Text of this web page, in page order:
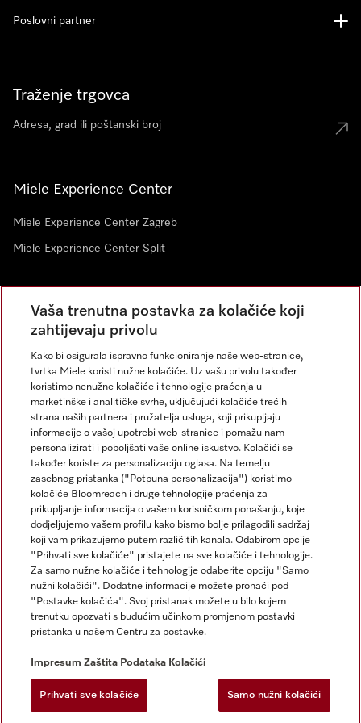
Traženje trgovca
Miele Experience Center
Miele Experience Center Zagreb
Miele Experience Center Split
Newsletter
Poslovni partner
Impresum
Opći uvjeti
Zaštita podataka
Uvjeti Korištenja
Izjava o pristupačnosti
Zakon o digitalnim uslugama
Postavke kolačića
Miele na Instagramu
Miele na Facebooku
Vaša trenutna postavka za kolačiće koji
zahtijevaju privolu
Kako bi osigurala ispravno funkcioniranje naše web-stranice,
tvrtka Miele koristi nužne kolačiće. Uz vašu privolu također
koristimo nenužne kolačiće i tehnologije praćenja u
marketinške i analitičke svrhe, uključujući kolačiće trećih
strana naših partnera i pružatelja usluga, koji prikupljaju
informacije o vašoj upotrebi web-stranice i pomažu nam
personalizirati i poboljšati vaše online iskustvo. Kolačići se
također koriste za personalizaciju oglasa. Na temelju
zasebnog pristanka ("Potpuna personalizacija") koristimo
kolačiće Bloomreach i druge tehnologije praćenja za
prikupljanje informacija o vašem korisničkom ponašanju, koje
dodjeljujemo vašem profilu kako bismo bolje prilagodili sadržaj
koji vam prikazujemo putem različitih kanala. Odabirom opcije
"Prihvati sve kolačiće" pristajete na sve kolačiće i tehnologije.
Za samo nužne kolačiće i tehnologije odaberite opciju "Samo
nužni kolačići". Dodatne informacije možete pronaći pod
"Postavke kolačića". Svoj pristanak možete u bilo kojem
trenutku opozvati s budućim učinkom promjenom postavki
pristanka u našem Centru za postavke.
Impresum Zaštita Podataka Kolačići
Prihvati sve kolačiće Samo nužni kolačići